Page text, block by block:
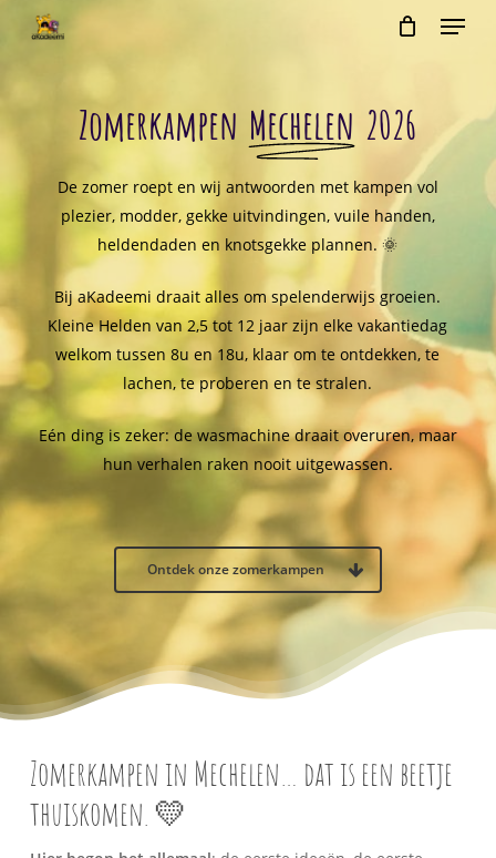
Menu
Zomerkampen Mechelen 2026
De zomer roept en wij antwoorden met kampen vol
plezier, modder, gekke uitvindingen, vuile handen,
heldendaden en knotsgekke plannen. 🌞
Bij aKadeemi draait alles om spelenderwijs groeien.
Kleine Helden van 2,5 tot 12 jaar zijn elke vakantiedag
welkom tussen 8u en 18u, klaar om te ontdekken, te
lachen, te proberen en te stralen.
Eén ding is zeker: de wasmachine draait overuren, maar
hun verhalen raken nooit uitgewassen.
Ontdek onze zomerkampen
Zomerkampen in Mechelen… dat is een beetje
thuiskomen. 💛